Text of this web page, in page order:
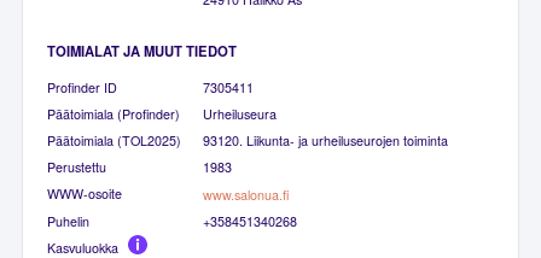
TOIMIALAT JA MUUT TIEDOT
Profinder ID
7305411
Päätoimiala (Profinder)
Urheiluseura
Päätoimiala (TOL2025)
93120. Liikunta- ja urheiluseurojen toiminta
Perustettu
1983
WWW-osoite
www.salonua.fi
Puhelin
+358451340268
Kasvuluokka